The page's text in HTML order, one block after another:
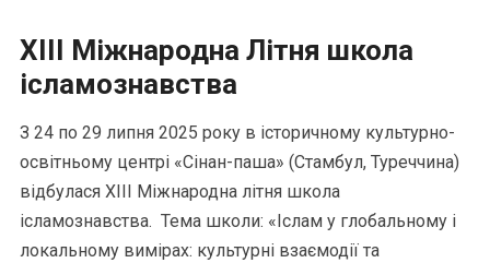
XIII Міжнародна Літня школа
ісламознавства
З 24 по 29 липня 2025 року в історичному культурно-
освітньому центрі «Сінан-паша» (Стамбул, Туреччина)
відбулася XIII Міжнародна літня школа
ісламознавства. Тема школи: «Іслам у глобальному і
локальному вимірах: культурні взаємодії та